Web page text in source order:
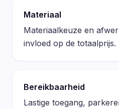
Materiaal
Materiaalkeuze en
invloed op de totaalprijs.
Bereikbaarheid
Lastige toegang,